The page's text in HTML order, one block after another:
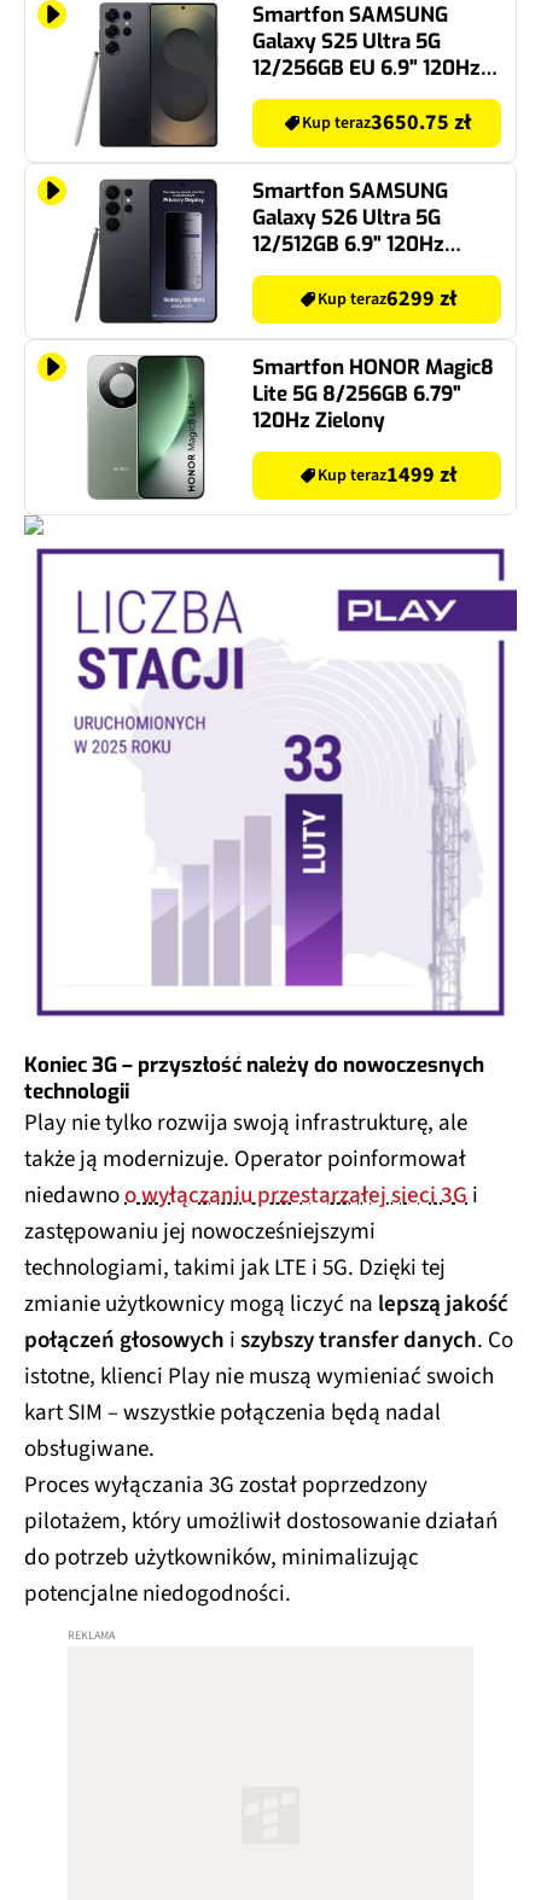
Smartfon SAMSUNG
Galaxy S25 Ultra 5G
12/256GB EU 6.9" 120Hz
Tytanowy Czarny Plus
SM-S938Kup teraz3650.75 zł
Smartfon SAMSUNG
Galaxy S26 Ultra 5G
12/512GB 6.9" 120Hz
Czarny SM-S948
Kup teraz6299 zł
Smartfon HONOR Magic8
Lite 5G 8/256GB 6.79"
120Hz Zielony
Kup teraz1499 zł
Koniec 3G – przyszłość należy do nowoczesnych
technologii
Play nie tylko rozwija swoją infrastrukturę, ale
także ją modernizuje. Operator poinformował
niedawnoo wyłączaniu przestarzałej sieci 3Gi
zastępowaniu jej nowocześniejszymi
technologiami, takimi jak LTE i 5G. Dzięki tej
zmianie użytkownicy mogą liczyć na lepszą jakość
połączeń głosowych iszybszy transfer danych. Co
istotne, klienci Play nie muszą wymieniać swoich
kart SIM – wszystkie połączenia będą nadal
obsługiwane.
Proces wyłączania 3G został poprzedzony
pilotażem, który umożliwił dostosowanie działań
do potrzeb użytkowników, minimalizując
potencjalne niedogodności.